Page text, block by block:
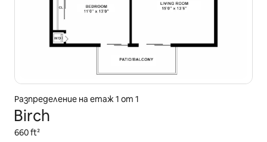
Разпределение на етаж 1 от 1
Birch
660 ft²